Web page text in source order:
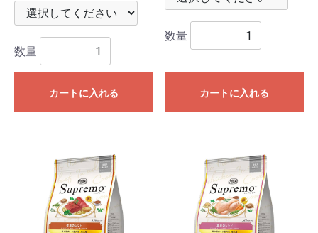
数量
カートに入れる
数量
カートに入れる